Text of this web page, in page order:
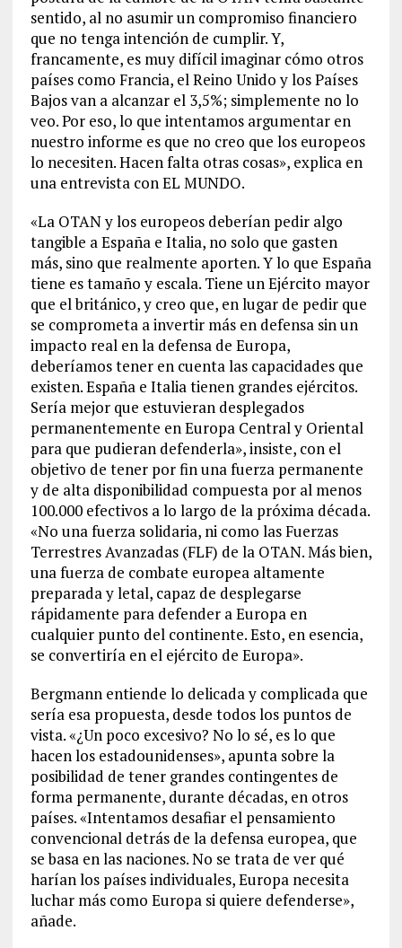
sentido, al no asumir un compromiso financiero
que no tenga intención de cumplir. Y,
francamente, es muy difícil imaginar cómo otros
países como Francia, el Reino Unido y los Países
Bajos van a alcanzar el 3,5%; simplemente no lo
veo. Por eso, lo que intentamos argumentar en
nuestro informe es que no creo que los europeos
lo necesiten. Hacen falta otras cosas», explica en
una entrevista con EL MUNDO.
«La OTAN y los europeos deberían pedir algo
tangible a España e Italia, no solo que gasten
más, sino que realmente aporten. Y lo que España
tiene es tamaño y escala. Tiene un Ejército mayor
que el británico, y creo que, en lugar de pedir que
se comprometa a invertir más en defensa sin un
impacto real en la defensa de Europa,
deberíamos tener en cuenta las capacidades que
existen. España e Italia tienen grandes ejércitos.
Sería mejor que estuvieran desplegados
permanentemente en Europa Central y Oriental
para que pudieran defenderla», insiste, con el
objetivo de tener por fin una fuerza permanente
y de alta disponibilidad compuesta por al menos
100.000 efectivos a lo largo de la próxima década.
«No una fuerza solidaria, ni como las Fuerzas
Terrestres Avanzadas (FLF) de la OTAN. Más bien,
una fuerza de combate europea altamente
preparada y letal, capaz de desplegarse
rápidamente para defender a Europa en
cualquier punto del continente. Esto, en esencia,
se convertiría en el ejército de Europa».
Bergmann entiende lo delicada y complicada que
sería esa propuesta, desde todos los puntos de
vista. «¿Un poco excesivo? No lo sé, es lo que
hacen los estadounidenses», apunta sobre la
posibilidad de tener grandes contingentes de
forma permanente, durante décadas, en otros
países. «Intentamos desafiar el pensamiento
convencional detrás de la defensa europea, que
se basa en las naciones. No se trata de ver qué
harían los países individuales, Europa necesita
luchar más como Europa si quiere defenderse»,
añade.